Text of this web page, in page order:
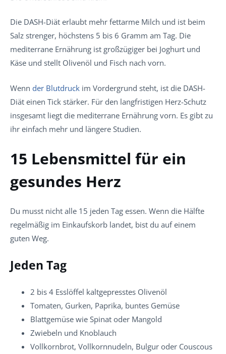
Die DASH-Diät erlaubt mehr fettarme Milch und ist beim
Salz strenger, höchstens 5 bis 6 Gramm am Tag. Die
mediterrane Ernährung ist großzügiger bei Joghurt und
Käse und stellt Olivenöl und Fisch nach vorn.
Wenn der Blutdruck im Vordergrund steht, ist die DASH-
Diät einen Tick stärker. Für den langfristigen Herz-Schutz
insgesamt liegt die mediterrane Ernährung vorn. Es gibt zu
ihr einfach mehr und längere Studien.
15 Lebensmittel für ein
gesundes Herz
Du musst nicht alle 15 jeden Tag essen. Wenn die Hälfte
regelmäßig im Einkaufskorb landet, bist du auf einem
guten Weg.
Jeden Tag
2 bis 4 Esslöffel kaltgepresstes Olivenöl
Tomaten, Gurken, Paprika, buntes Gemüse
Blattgemüse wie Spinat oder Mangold
Zwiebeln und Knoblauch
Vollkornbrot, Vollkornnudeln, Bulgur oder Couscous